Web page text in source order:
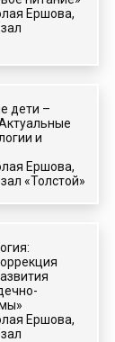
Ершова,
дети –
и
Ершова,
«Толстой»
Ершова,